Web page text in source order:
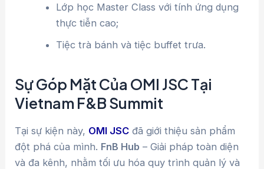
Lớp học Master Class với tính ứng dụng
thực tiễn cao;
Tiệc trà bánh và tiệc buffet trưa.
Sự Góp Mặt Của OMI JSC Tại
Vietnam F&B Summit
Tại sự kiện này, OMI JSC đã giới thiệu sản phẩm
đột phá của mình. FnB Hub – Giải pháp toàn diện
và đa kênh, nhằm tối ưu hóa quy trình quản lý và